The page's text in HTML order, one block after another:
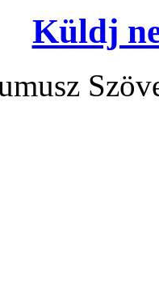
Küldj